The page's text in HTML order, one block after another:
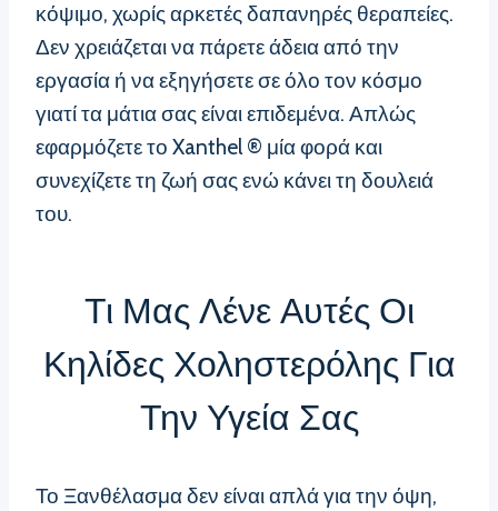
κόψιμο, χωρίς αρκετές δαπανηρές θεραπείες.
Δεν χρειάζεται να πάρετε άδεια από την
εργασία ή να εξηγήσετε σε όλο τον κόσμο
γιατί τα μάτια σας είναι επιδεμένα. Απλώς
εφαρμόζετε το Xanthel ® μία φορά και
συνεχίζετε τη ζωή σας ενώ κάνει τη δουλειά
του.
Τι Μας Λένε Αυτές Οι
Κηλίδες Χοληστερόλης Για
Την Υγεία Σας
Το Ξανθέλασμα δεν είναι απλά για την όψη,